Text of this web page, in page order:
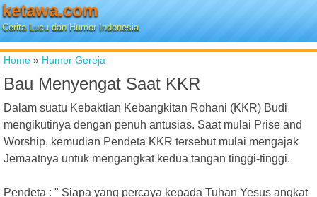
ketawa.com
Cerita Lucu dan Humor Indonesia
Home » Humor Gereja
Bau Menyengat Saat KKR
Dalam suatu Kebaktian Kebangkitan Rohani (KKR) Budi
mengikutinya dengan penuh antusias. Saat mulai Prise and
Worship, kemudian Pendeta KKR tersebut mulai mengajak
Jemaatnya untuk mengangkat kedua tangan tinggi-tinggi.
Pendeta : " Siapa yang percaya kepada Tuhan Yesus angkat